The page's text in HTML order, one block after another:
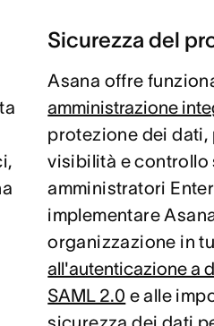
Sicurezza del
Asana offre
amministrazione
protezione dei dati,
visibilità e controllo
amministratori
implementare
organizzazione in
all'autenticazione a
SAML 2.0 e alle